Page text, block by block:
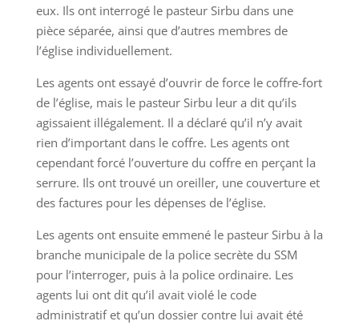
eux. Ils ont interrogé le pasteur Sirbu dans une
pièce séparée, ainsi que d’autres membres de
l’église individuellement.
Les agents ont essayé d’ouvrir de force le coffre-fort
de l’église, mais le pasteur Sirbu leur a dit qu’ils
agissaient illégalement. Il a déclaré qu’il n’y avait
rien d’important dans le coffre. Les agents ont
cependant forcé l’ouverture du coffre en perçant la
serrure. Ils ont trouvé un oreiller, une couverture et
des factures pour les dépenses de l’église.
Les agents ont ensuite emmené le pasteur Sirbu à la
branche municipale de la police secrète du SSM
pour l’interroger, puis à la police ordinaire. Les
agents lui ont dit qu’il avait violé le code
administratif et qu’un dossier contre lui avait été